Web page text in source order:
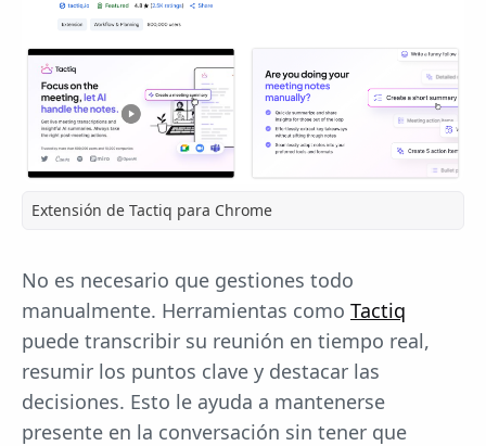
Extensión de Tactiq para Chrome
No es necesario que gestiones todo
manualmente. Herramientas como Tactiq
puede transcribir su reunión en tiempo real,
resumir los puntos clave y destacar las
decisiones. Esto le ayuda a mantenerse
presente en la conversación sin tener que